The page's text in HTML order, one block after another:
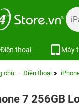
Điện thoại Máy
chủ Điện thoại
7 256GB